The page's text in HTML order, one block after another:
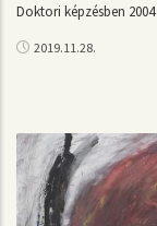
Doktori képzésben
2019.11.28.